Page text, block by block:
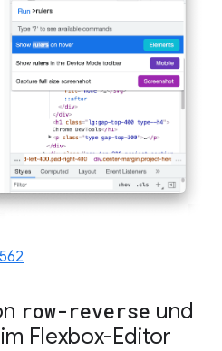
row-reverse und
im Flexbox-Editor